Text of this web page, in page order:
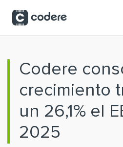
Codere
crecimiento
un 26,1% el
2025